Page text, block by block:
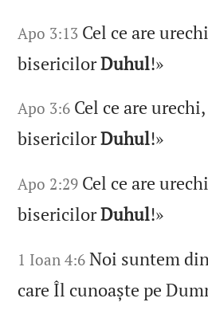
Apo 3:13 Cel ce are
bisericilorDuhul!»
Apo 3:6 Cel ce are
bisericilorDuhul!»
Apo 2:29 Cel ce are
bisericilorDuhul!»
1 Ioan 4:6 Noi suntem
care Îl cunoaște pe